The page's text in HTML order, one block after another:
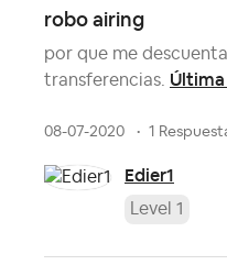
robo airing
por que me
transferencias.
08-07-2020 1
Edier1
Level 1